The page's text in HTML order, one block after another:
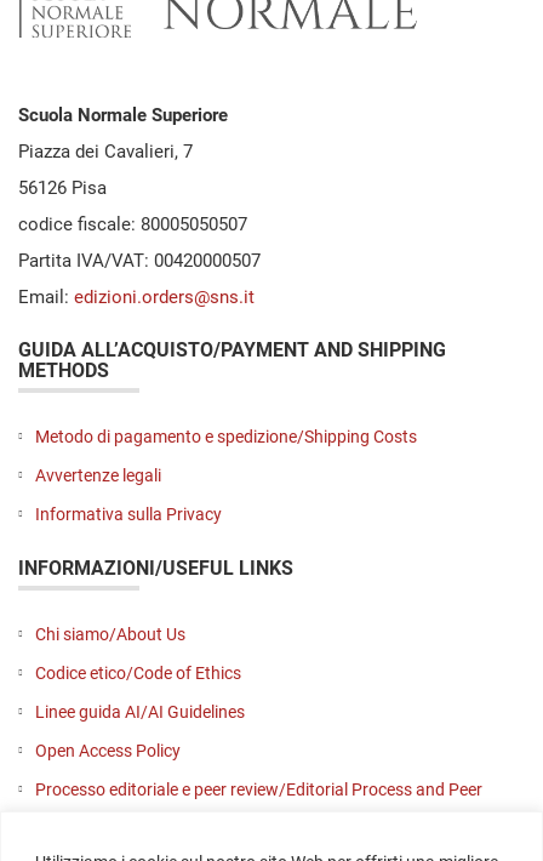
Scuola Normale Superiore
Piazza dei Cavalieri, 7
56126 Pisa
codice fiscale: 80005050507
Partita IVA/VAT: 00420000507
Email: edizioni.orders@sns.it
GUIDA ALL’ACQUISTO/PAYMENT AND SHIPPING
METHODS
Metodo di pagamento e spedizione/Shipping Costs
Avvertenze legali
Informativa sulla Privacy
INFORMAZIONI/USEFUL LINKS
Chi siamo/About Us
Codice etico/Code of Ethics
Linee guida AI/AI Guidelines
Open Access Policy
Processo editoriale e peer review/Editorial Process and Peer